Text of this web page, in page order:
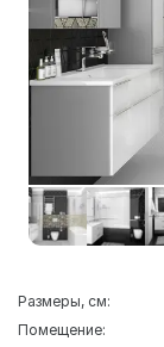
Размеры, см:
Помещение: